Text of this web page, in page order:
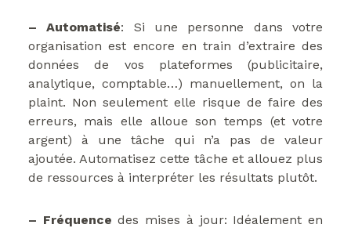
– Automatisé: Si une personne dans votre
organisation est encore en train d’extraire des
données de vos plateformes (publicitaire,
analytique, comptable…) manuellement, on la
plaint. Non seulement elle risque de faire des
erreurs, mais elle alloue son temps (et votre
argent) à une tâche qui n’a pas de valeur
ajoutée. Automatisez cette tâche et allouez plus
de ressources à interpréter les résultats plutôt.
– Fréquence des mises à jour: Idéalement en